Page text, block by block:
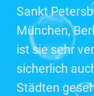
Sankt
München,
ist sie sehr
sicherlich
Städten